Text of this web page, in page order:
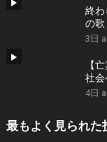
終わ
の
3日
【
社会
4日
最もよく見られた